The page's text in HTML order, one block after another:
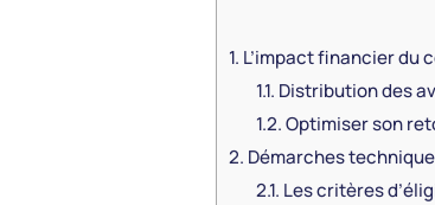
1. L’impact financier du
1.1. Distribution des
1.2.Optimiser son
2. Démarches
2.1. Les critères